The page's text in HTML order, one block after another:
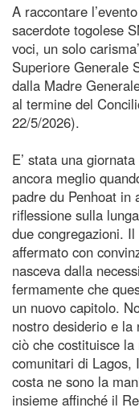
A raccontare
sacerdote togolese
voci, un solo
Superiore Generale
dalla Madre
al termine del
22/5/2026).
E’ stata una
ancora meglio
padre du Penhoat in
riflessione sulla
due congregazioni.
affermato con
nasceva dalla
fermamente che
un nuovo capitolo.
nostro desiderio e
ciò che costituisce
comunitari di Lagos,
costa ne sono la
insieme affinché il